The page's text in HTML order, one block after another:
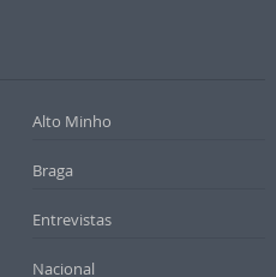
Alto Minho
Braga
Entrevistas
Nacional